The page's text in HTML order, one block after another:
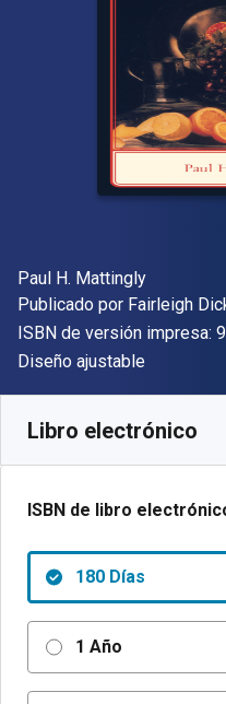
Autor(es)
Paul H. Mattingly
Editorial
Publicado por Fairleigh
ISBN de versión impresa:
Formato
Diseño ajustable
Libro electrónico
ISBN de libro
180 Días
1 Año